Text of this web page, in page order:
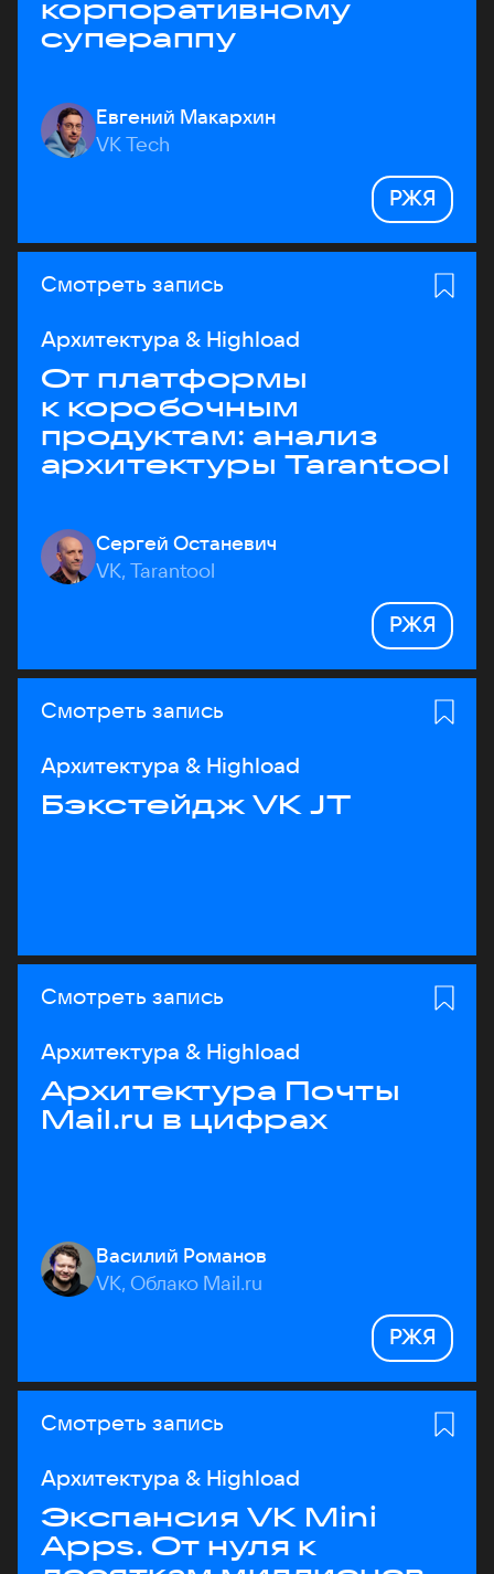
корпоративному
супераппу
Евгений Макархин
VK Tech
РЖЯ
Смотреть запись
Архитектура & Highload
От платформы
к коробочным
продуктам: анализ
архитектуры Tarantool
Сергей Останевич
VK, Tarantool
РЖЯ
Смотреть запись
Архитектура & Highload
Бэкстейдж VK JT
Смотреть запись
Архитектура & Highload
Архитектура Почты
Mail.ru в цифрах
Василий Романов
VK, Облако Mail.ru
РЖЯ
Смотреть запись
Архитектура & Highload
Экспансия VK Mini
Apps. От нуля к